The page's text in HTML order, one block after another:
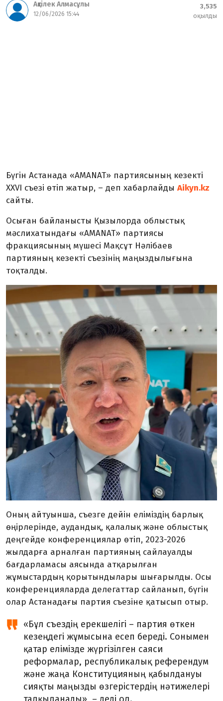
Ақтілек Алмасұлы
12/06/2026 15:44
3,535
оқылды
Бүгін Астанада «AMANAT» партиясының кезекті
XXVI съезі өтіп жатыр, – деп хабарлайды Aikyn.kz
сайты.
Осыған байланысты Қызылорда облыстық
мәслихатындағы «AMANAT» партиясы
фракциясының мүшесі Мақсұт Нәлібаев
партияның кезекті съезінің маңыздылығына
тоқталды.
Оның айтуынша, съезге дейін еліміздің барлық
өңірлерінде, аудандық, қалалық және облыстық
деңгейде конференциялар өтіп, 2023-2026
жылдарға арналған партияның сайлауалды
бағдарламасы аясында атқарылған
жұмыстардың қорытындылары шығарылды. Осы
конференцияларда делегаттар сайланып, бүгін
олар Астанадағы партия съезіне қатысып отыр.
«Бұл съездің ерекшелігі – партия өткен
кезеңдегі жұмысына есеп береді. Сонымен
қатар елімізде жүргізілген саяси
реформалар, республикалық референдум
және жаңа Конституцияның қабылдануы
сияқты маңызды өзгерістердің нәтижелері